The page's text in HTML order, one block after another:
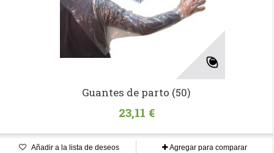
Guantes de parto (50)
23,11 €
Añadir a la lista de deseos Agregar para comparar